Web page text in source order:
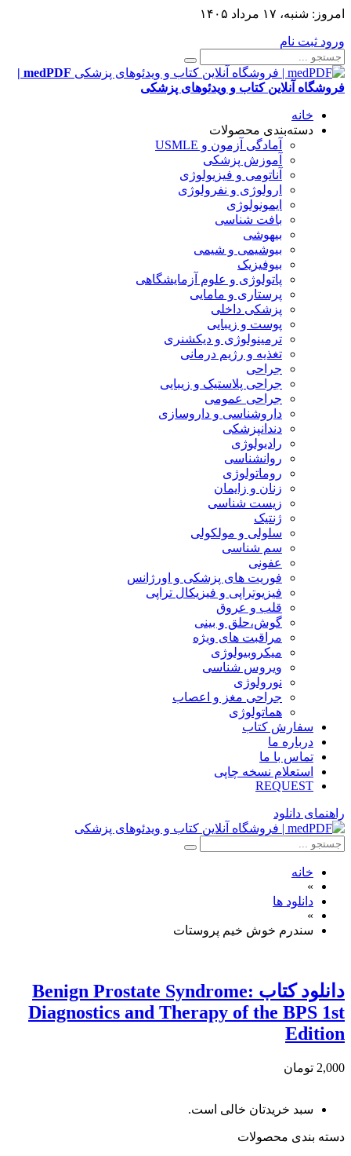
امروز: شنبه، ۱۷ مرداد ۱۴۰۵
ورود ثبت نام
medPDF |
فروشگاه آنلاین کتاب و ویدئوهای پزشکی
خانه
دسته‌بندی محصولات
آمادگی آزمون و USMLE
آموزش پزشکی
آناتومی و فیزیولوژی
ارولوژی و نفرولوژی
ایمونولوژی
بافت شناسی
بیهوشی
بیوشیمی و شیمی
بیوفیزیک
پاتولوژی و علوم آزمایشگاهی
پرستاری و مامایی
پزشکی داخلی
پوست و زیبایی
ترمینولوژی و دیکشنری
تغذیه و رژیم درمانی
جراحی
جراحی پلاستیک و زیبایی
جراحی عمومی
داروشناسی و داروسازی
دندانپزشکی
رادیولوژی
روانشناسی
روماتولوژی
زنان و زایمان
زیست شناسی
ژنتیک
سلولی و مولکولی
سم شناسی
عفونی
فوریت های پزشکی و اورژانس
فیزیوتراپی و فیزیکال تراپی
قلب و عروق
گوش،حلق و بینی
مراقبت های ویژه
میکروبیولوژی
ویروس شناسی
نورولوژی
جراحی مغز و اعصاب
هماتولوژی
سفارش کتاب
درباره ما
تماس با ما
استعلام نسخه چاپی
REQUEST
راهنمای دانلود
خانه
»
دانلود ها
»
سندرم خوش خیم پروستات
دانلود کتاب Benign Prostate Syndrome:
Diagnostics and Therapy of the BPS 1st
Edition
2,000 تومان
سبد خریدتان خالی است.
دسته بندی محصولات